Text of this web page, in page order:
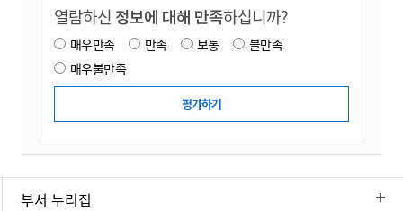
열람하신 정보에 대해 만족하십니까?
매우만족 만족 보통
불만족
매우불만족
부서 누리집